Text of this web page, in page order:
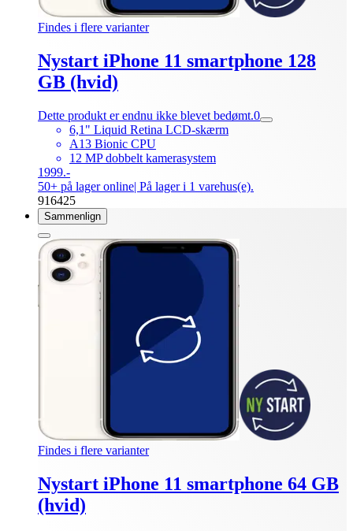
Findes i flere varianter
Nystart iPhone 11 smartphone 128
GB (hvid)
Dette produkt er endnu ikke blevet bedømt.0
6,1" Liquid Retina LCD-skærm
A13 Bionic CPU
12 MP dobbelt kamerasystem
1999.-
50+ på lager online| På lager i 1 varehus(e).
916425
Sammenlign
Findes i flere varianter
Nystart iPhone 11 smartphone 64 GB
(hvid)